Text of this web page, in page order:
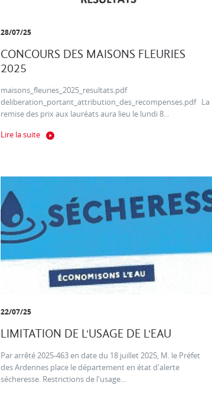
28/07/25
CONCOURS DES MAISONS FLEURIES
2025
maisons_fleuries_2025_resultats.pdf
deliberation_portant_attribution_des_recompenses.pdf La
remise des prix aux lauréats aura lieu le lundi 8...
Lire la suite
22/07/25
LIMITATION DE L'USAGE DE L'EAU
Par arrêté 2025-463 en date du 18 juillet 2025, M. le Préfet
des Ardennes place le département en état d'alerte
sécheresse. Restrictions de l'usage...